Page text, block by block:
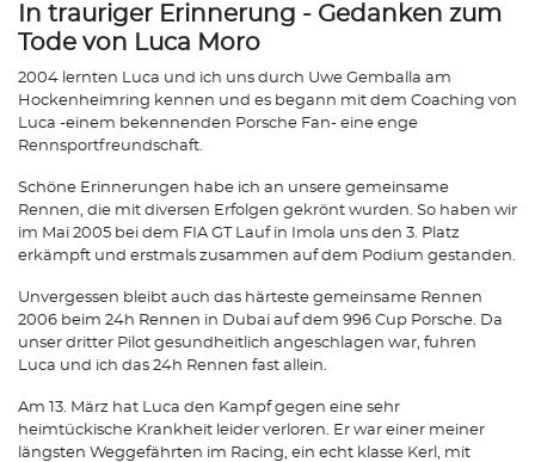
In trauriger Erinnerung - Gedanken zum
Tode von Luca Moro
2004 lernten Luca und ich uns durch Uwe Gemballa am
Hockenheimring kennen und es begann mit dem Coaching von
Luca -einem bekennenden Porsche Fan- eine enge
Rennsportfreundschaft.
Schöne Erinnerungen habe ich an unsere gemeinsame
Rennen, die mit diversen Erfolgen gekrönt wurden. So haben wir
im Mai 2005 bei dem FIA GT Lauf in Imola uns den 3. Platz
erkämpft und erstmals zusammen auf dem Podium gestanden.
Unvergessen bleibt auch das härteste gemeinsame Rennen
2006 beim 24h Rennen in Dubai auf dem 996 Cup Porsche. Da
unser dritter Pilot gesundheitlich angeschlagen war, fuhren
Luca und ich das 24h Rennen fast allein.
Am 13. März hat Luca den Kampf gegen eine sehr
heimtückische Krankheit leider verloren. Er war einer meiner
längsten Weggefährten im Racing, ein echt klasse Kerl, mit